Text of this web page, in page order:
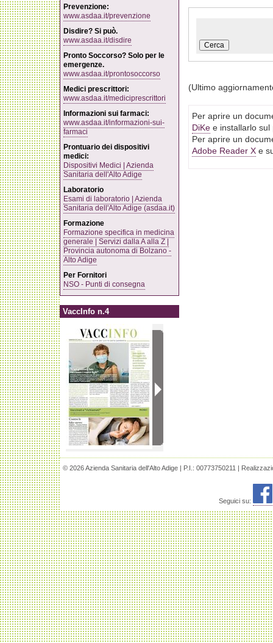
Prevenzione:
www.asdaa.it/prevenzione
Disdire? Si può.
www.asdaa.it/disdire
Pronto Soccorso? Solo per le
emergenze.
www.asdaa.it/prontosoccorso
Medici prescrittori:
www.asdaa.it/mediciprescrittori
Informazioni sui farmaci:
www.asdaa.it/informazioni-sui-
farmaci
Prontuario dei dispositivi
medici:
Dispositivi Medici | Azienda
Sanitaria dell'Alto Adige
Laboratorio
Esami di laboratorio | Azienda
Sanitaria dell'Alto Adige (asdaa.it)
Formazione
Formazione specifica in medicina
generale | Servizi dalla A alla Z |
Provincia autonoma di Bolzano -
Alto Adige
Per Fornitori
NSO - Punti di consegna
VaccInfo n.4
Cerca
(Ultimo
Per aprire un
DiKe e installarlo sul
Per aprire un
Adobe Reader X e
© 2026 Azienda Sanitaria dell'Alto Adige | P.I.: 00773750211 |
Seguici su: